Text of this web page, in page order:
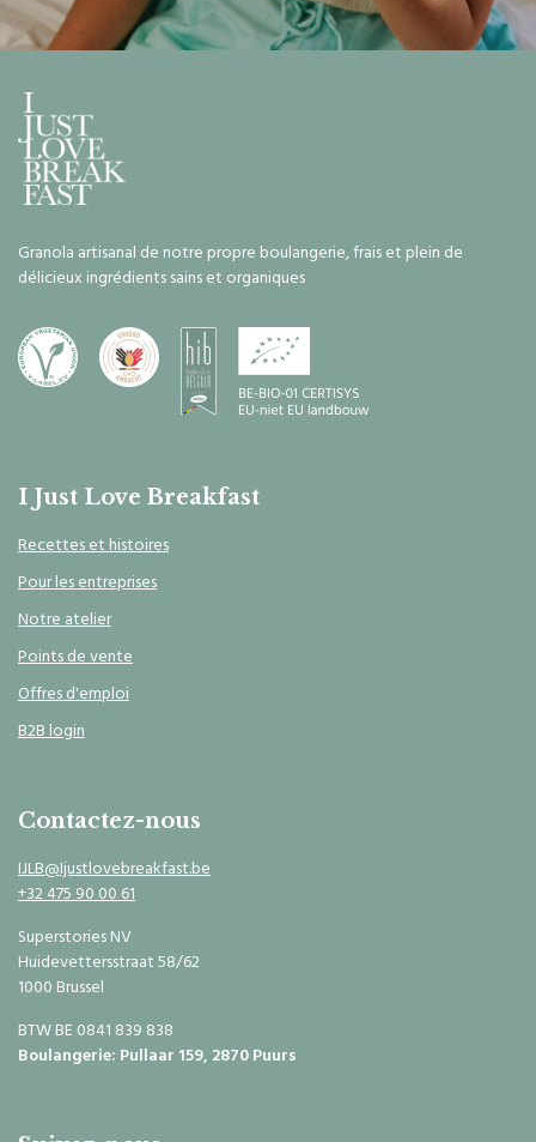
Granola artisanal de notre propre boulangerie, frais et plein de
délicieux ingrédients sains et organiques
I Just Love Breakfast
Recettes et histoires
Pour les entreprises
Notre atelier
Points de vente
Offres d'emploi
B2B login
Contactez-nous
IJLB@Ijustlovebreakfast.be
+32 475 90 00 61
Superstories NV
Huidevettersstraat 58/62
1000 Brussel
BTW BE 0841 839 838
Boulangerie: Pullaar 159, 2870 Puurs